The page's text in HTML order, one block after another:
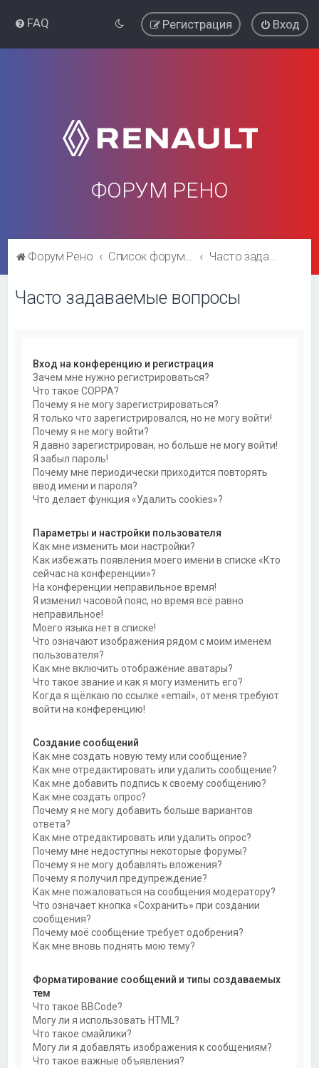
FAQ Вход
Регистрация
ФОРУМ РЕНО
Форум Рено Список форумов Часто задаваемые вопросы
Часто задаваемые вопросы
Вход на конференцию и регистрация
Зачем мне нужно регистрироваться?
Что такое COPPA?
Почему я не могу зарегистрироваться?
Я только что зарегистрировался, но не могу войти!
Почему я не могу войти?
Я давно зарегистрирован, но больше не могу войти!
Я забыл пароль!
Почему мне периодически приходится повторять
ввод имени и пароля?
Что делает функция «Удалить cookies»?
Параметры и настройки пользователя
Как мне изменить мои настройки?
Как избежать появления моего имени в списке «Кто
сейчас на конференции»?
На конференции неправильное время!
Я изменил часовой пояс, но время всё равно
неправильное!
Моего языка нет в списке!
Что означают изображения рядом с моим именем
пользователя?
Как мне включить отображение аватары?
Что такое звание и как я могу изменить его?
Когда я щёлкаю по ссылке «email», от меня требуют
войти на конференцию!
Создание сообщений
Как мне создать новую тему или сообщение?
Как мне отредактировать или удалить сообщение?
Как мне добавить подпись к своему сообщению?
Как мне создать опрос?
Почему я не могу добавить больше вариантов
ответа?
Как мне отредактировать или удалить опрос?
Почему мне недоступны некоторые форумы?
Почему я не могу добавлять вложения?
Почему я получил предупреждение?
Как мне пожаловаться на сообщения модератору?
Что означает кнопка «Сохранить» при создании
сообщения?
Почему моё сообщение требует одобрения?
Как мне вновь поднять мою тему?
Форматирование сообщений и типы создаваемых
тем
Что такое BBCode?
Могу ли я использовать HTML?
Что такое смайлики?
Могу ли я добавлять изображения к сообщениям?
Что такое важные объявления?